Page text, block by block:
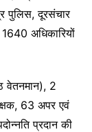
पुलिस, दूरसंचार
अधिकारियों
वेतनमान), 2
63 अपर एवं
प्रदान की